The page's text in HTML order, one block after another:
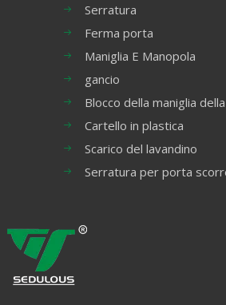
Serratura
Ferma porta
Maniglia E Manopola
gancio
Blocco della maniglia
Cartello in plastica
Scarico del lavandino
Serratura per porta